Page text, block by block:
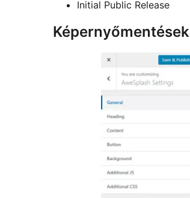
Initial Public Release
Képernyőmentések